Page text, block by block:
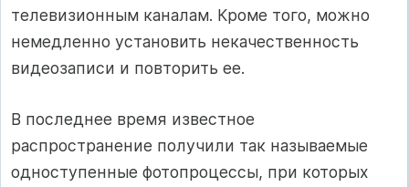
телевизионным каналам. Кроме того, можно
немедленно установить некачественность
видеозаписи и повторить ее.
В последнее время известное
распространение получили так называемые
одноступенные фотопроцессы, при которых